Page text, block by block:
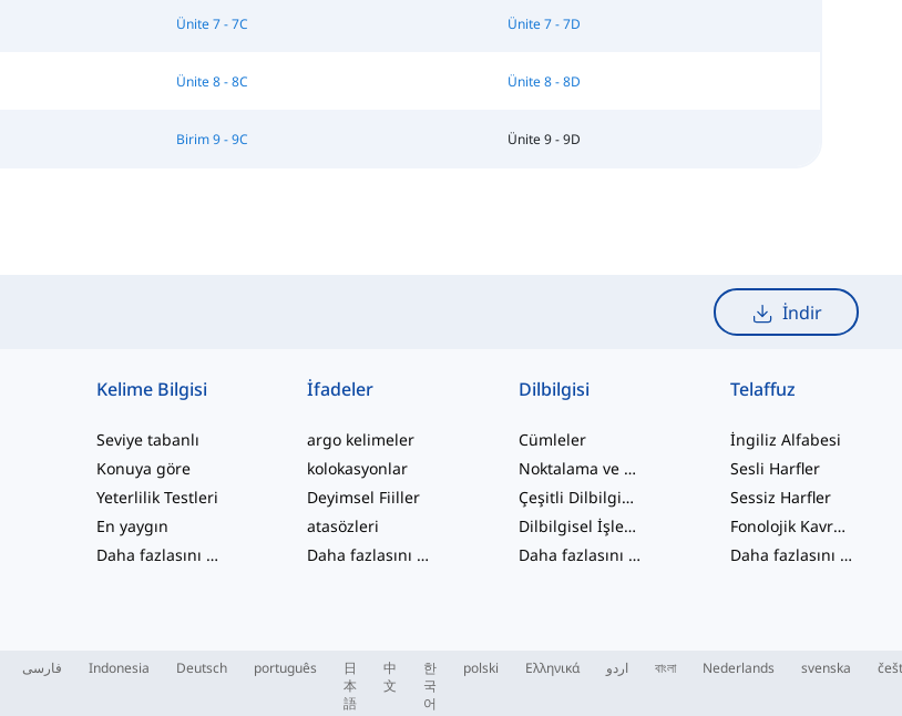
Ünite 7 - 7C Ünite 7 - 7D
Ünite 8 - 8C Ünite 8 - 8D
Birim 9 - 9C Ünite 9 - 9D
İndir
Kelime Bilgisi
Seviye tabanlı
Konuya göre
Yeterlilik Testleri
En yaygın
Daha fazlasını gör
İfadeler
argo kelimeler
kolokasyonlar
Deyimsel Fiiller
atasözleri
Daha fazlasını gör
Dilbilgisi
Cümleler
Noktalama ve Yazım
Çeşitli Dilbilgisi Konuları
Dilbilgisel İşlevler
Daha fazlasını gör
Telaffuz
İngiliz Alfabesi
Sesli Harfler
Sessiz Harfler
Fonolojik Kavramlar
Daha fazlasını gör
فارسی Indonesia Deutsch português
日
本
語
中
文
한
국
어
polski Ελληνικά اردو বাংলা Nederlands svenska